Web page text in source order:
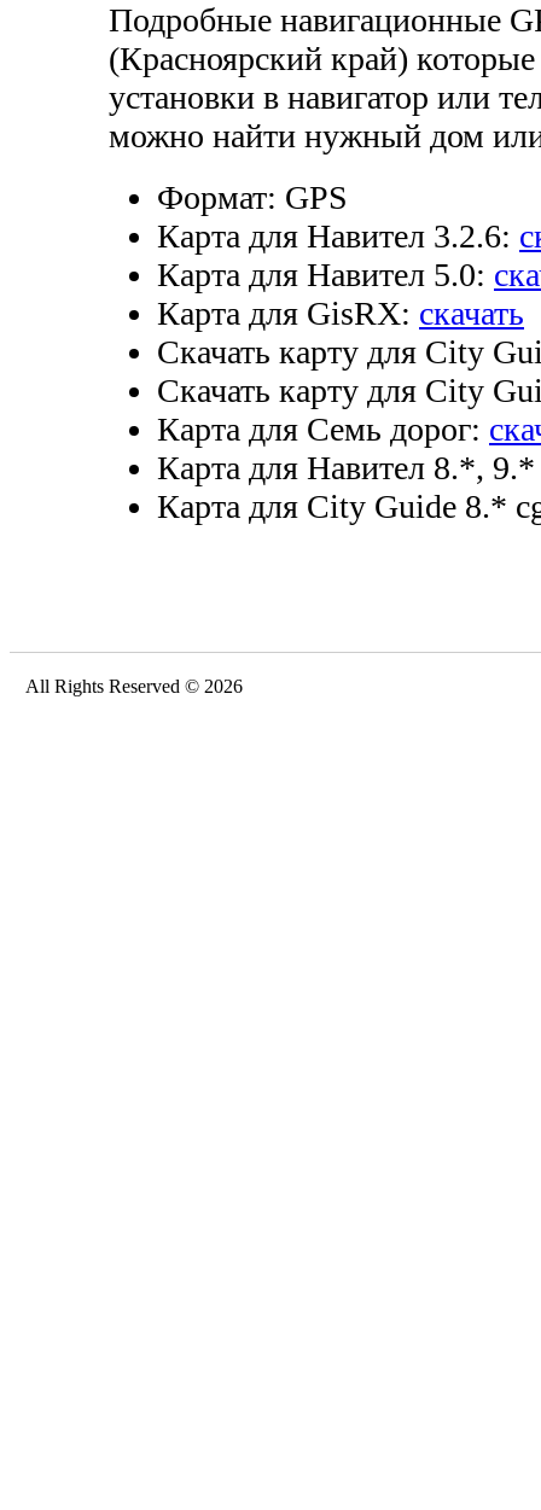
Подробные навигационные
(Красноярский край)
установки в навигатор или
можно найти нужный дом
Формат: GPS
Карта для Навител 3.2.6:
Карта для Навител 5.0:
Карта для GisRX: скачать
Скачать карту для City
Скачать карту для City
Карта для Семь дорог:
Карта для Навител 8.*,
Карта для City Guide 8.*
All Rights Reserved © 2026